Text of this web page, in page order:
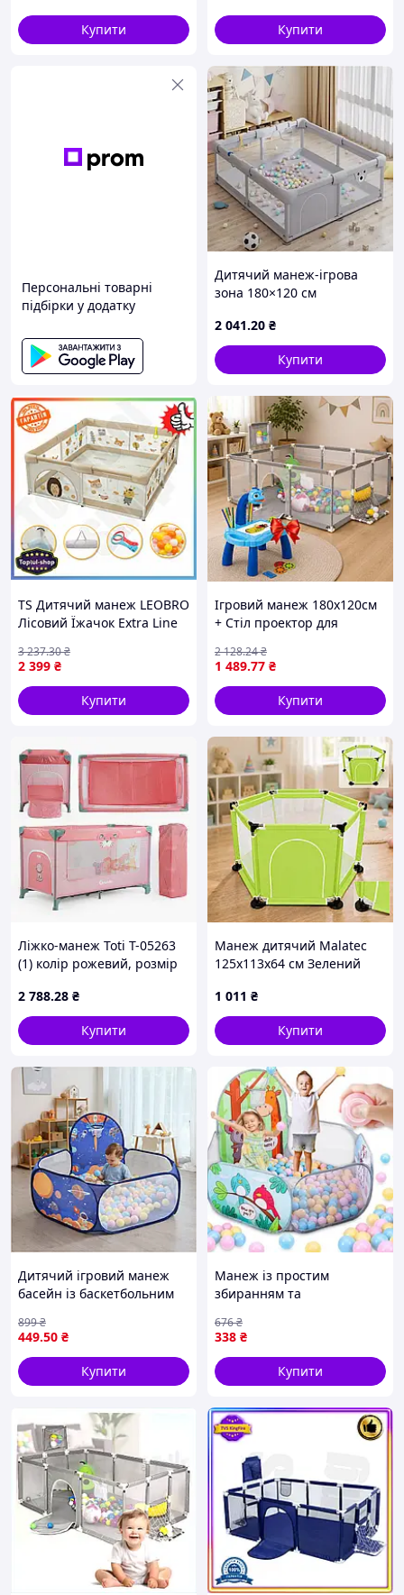
Купити
Купити
Персональні товарні
підбірки у додатку
Дитячий манеж-ігрова
зона 180×120 см
2 041.20 ₴
Купити
TS Дитячий манеж LEOBRO
Лісовий Їжачок Extra Line
повзання безпечний
ігровий простір SHT55_Q
2 399 ₴
3 237.30₴
Купити
Ігровий манеж 180х120см
+ Стіл проектор для
манеж з баскетбольним
кільцем / Манеж-ігровий
майданчик
1 489.77 ₴
2 128.24₴
Купити
Ліжко-манеж Toti T-05263
(1) колір рожевий, розмір
2 788.28 ₴
Купити
Манеж дитячий Malatec
125х113х64 см Зелений
1 011 ₴
Купити
Дитячий ігровий манеж
басейн із баскетбольним
безпечний простір для
ігор
449.50 ₴
899₴
Купити
Манеж із простим
збиранням та
палатка Халабуда,
Вуличний манеж WP-19
338 ₴
676₴
Купити